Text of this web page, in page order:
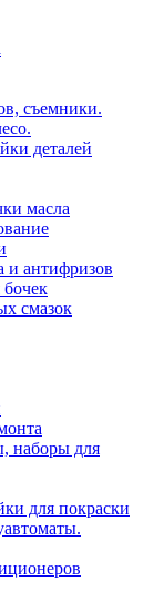
съемники.
деталей
масла
и антифризов
смазок
наборы для
для покраски